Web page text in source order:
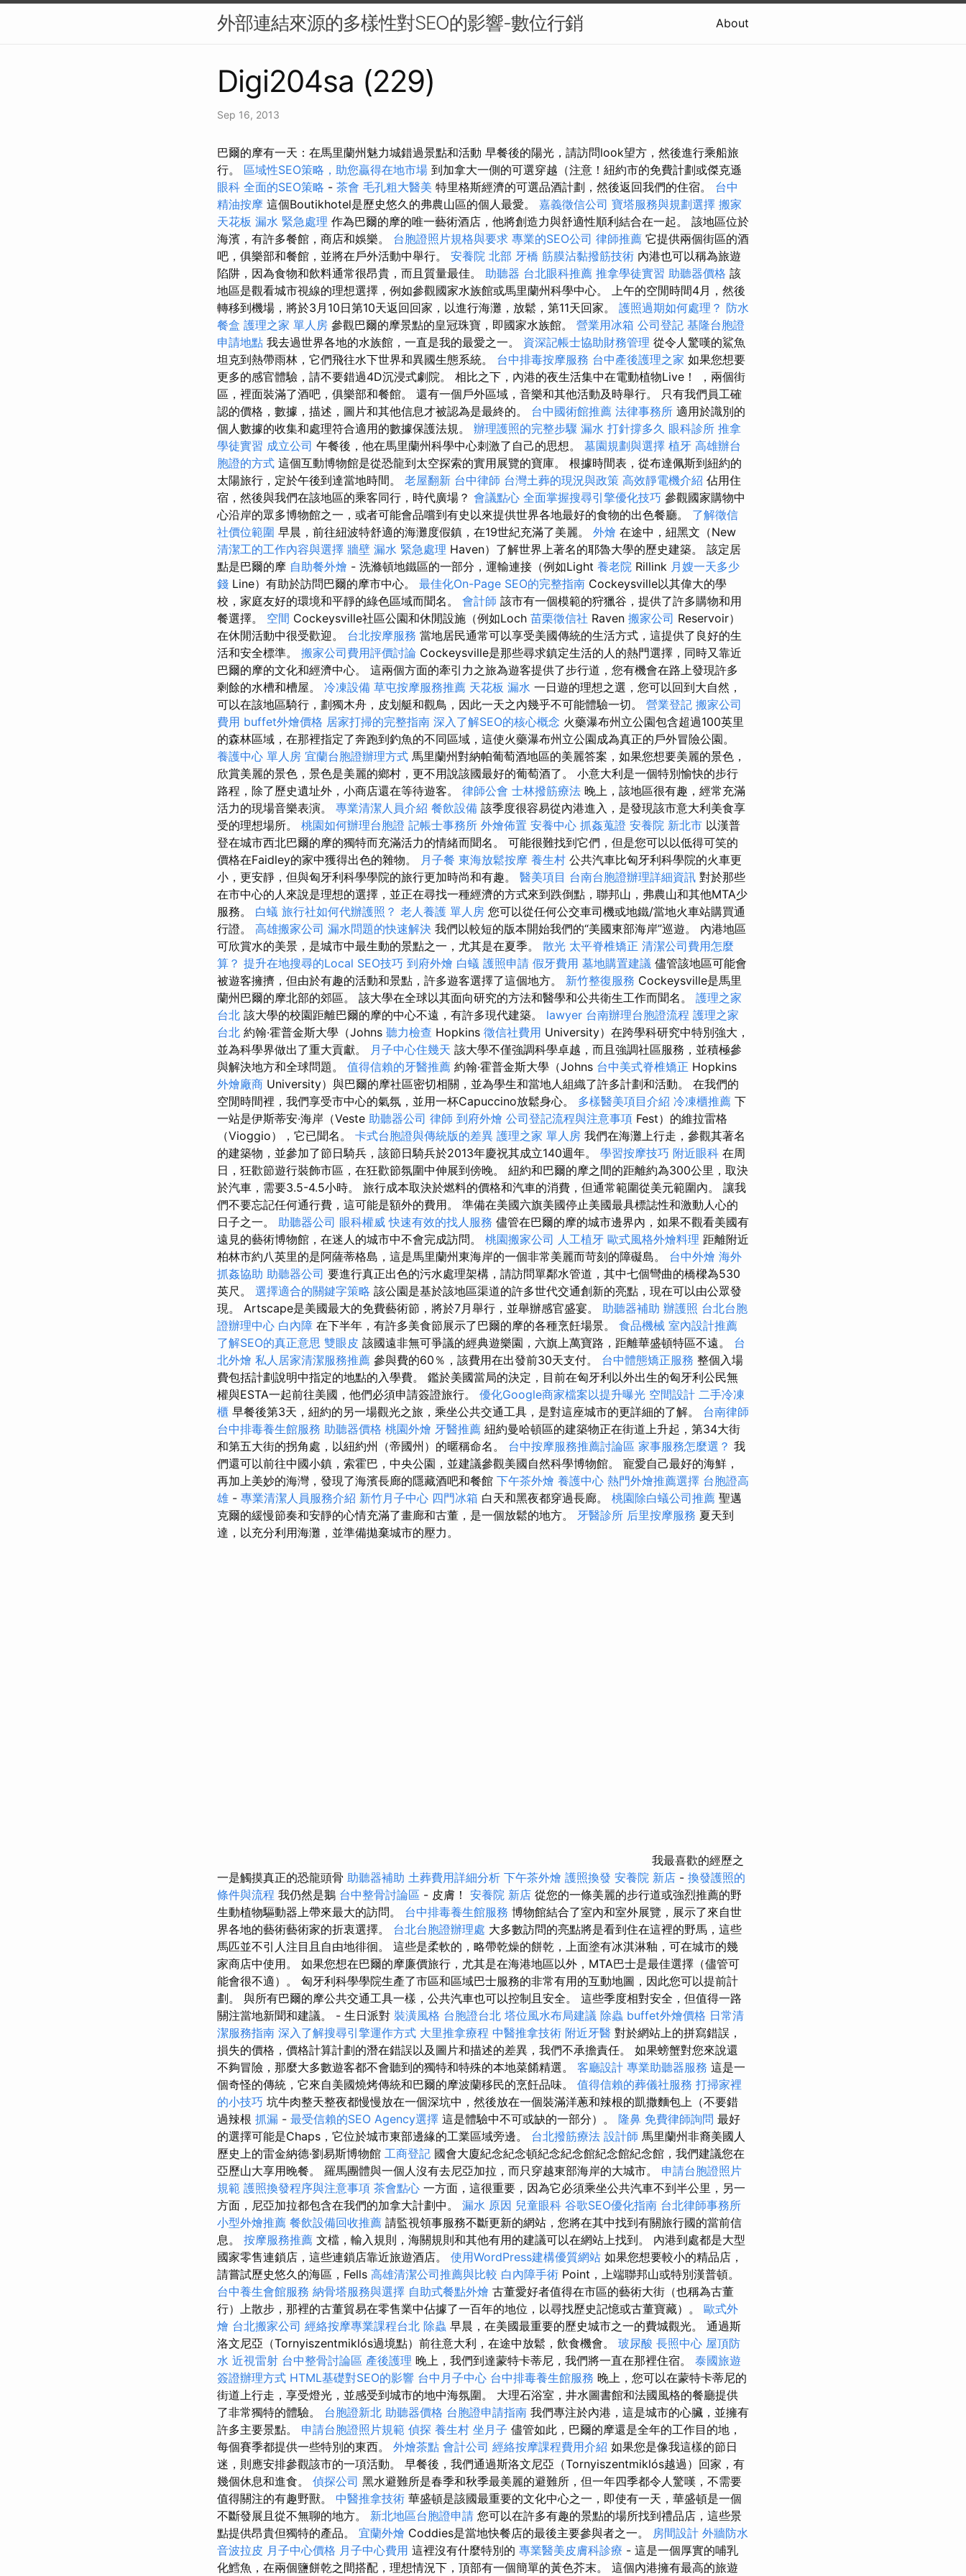
外部連結來源的多樣性對SEO的影響-數位行銷 About
Digi204sa (229)
Sep 16, 2013
巴爾的摩有一天：在馬里蘭州魅力城錯過景點和活動 早餐後的陽光，請訪問look望方，然後進行乘船旅
行。 區域性SEO策略，助您贏得在地市場 到加拿大一側的可選穿越（注意！紐約市的免費計劃或傑克遜
眼科 全面的SEO策略 - 茶會 毛孔粗大醫美 特里格斯經濟的可選品酒計劃，然後返回我們的住宿。 台中
精油按摩 這個Boutikhotel是歷史悠久的弗農山區的個人最愛。 嘉義徵信公司 寶塔服務與規劃選擇 搬家
天花板 漏水 緊急處理 作為巴爾的摩的唯一藝術酒店，他將創造力與舒適性順利結合在一起。 該地區位於
海濱，有許多餐館，商店和娛樂。 台胞證照片規格與要求 專業的SEO公司 律師推薦 它提供兩個街區的酒
吧，俱樂部和餐館，並將在戶外活動中舉行。 安養院 北部 牙橋 筋膜沾黏撥筋技術 內港也可以稱為旅遊
陷阱，因為食物和飲料通常很昂貴，而且質量最佳。 助聽器 台北眼科推薦 推拿學徒實習 助聽器價格 該
地區是觀看城市視線的理想選擇，例如參觀國家水族館或馬里蘭州科學中心。 上午的空閒時間4月，然後
轉移到機場，將於3月10日第10天返回回家，以進行海灘，放鬆，第11天回家。 護照過期如何處理？ 防水
餐盒 護理之家 單人房 參觀巴爾的摩景點的皇冠珠寶，即國家水族館。 營業用冰箱 公司登記 基隆台胞證
申請地點 我去過世界各地的水族館，一直是我的最愛之一。 資深記帳士協助財務管理 從令人驚嘆的鯊魚
坦克到熱帶雨林，它們飛往水下世界和異國生態系統。 台中排毒按摩服務 台中產後護理之家 如果您想要
更多的感官體驗，請不要錯過4D沉浸式劇院。 相比之下，內港的夜生活集中在電動植物Live！ ，兩個街
區，裡面裝滿了酒吧，俱樂部和餐館。 還有一個戶外區域，音樂和其他活動及時舉行。 只有我們員工確
認的價格，數據，描述，圖片和其他信息才被認為是最終的。 台中國術館推薦 法律事務所 適用於識別的
個人數據的收集和處理符合適用的數據保護法規。 辦理護照的完整步驟 漏水 打針撐多久 眼科診所 推拿
學徒實習 成立公司 午餐後，他在馬里蘭州科學中心刺激了自己的思想。 墓園規劃與選擇 植牙 高雄辦台
胞證的方式 這個互動博物館是從恐龍到太空探索的實用展覽的寶庫。 根據時間表，從布達佩斯到紐約的
太陽旅行，定於午後到達當地時間。 老屋翻新 台中律師 台灣土葬的現況與政策 高效靜電機介紹 佔用住
宿，然後與我們在該地區的乘客同行，時代廣場？ 會議點心 全面掌握搜尋引擎優化技巧 參觀國家購物中
心沿岸的眾多博物館之一，或者可能會品嚐到有史以來提供世界各地最好的食物的出色餐廳。 了解徵信
社價位範圍 早晨，前往紐波特舒適的海灘度假鎮，在19世紀充滿了美麗。 外燴 在途中，紐黑文（New
清潔工的工作內容與選擇 牆壁 漏水 緊急處理 Haven）了解世界上著名的耶魯大學的歷史建築。 該定居
點是巴爾的摩 自助餐外燴 - 洗滌頓地鐵區的一部分，運輸連接（例如Light 養老院 Rillink 月嫂一天多少
錢 Line）有助於訪問巴爾的摩市中心。 最佳化On-Page SEO的完整指南 Cockeysville以其偉大的學
校，家庭友好的環境和平靜的綠色區域而聞名。 會計師 該市有一個模範的狩獵谷，提供了許多購物和用
餐選擇。 空間 Cockeysville社區公園和休閒設施（例如Loch 苗栗徵信社 Raven 搬家公司 Reservoir）
在休閒活動中很受歡迎。 台北按摩服務 當地居民通常可以享受美國傳統的生活方式，這提供了良好的生
活和安全標準。 搬家公司費用評價討論 Cockeysville是那些尋求鎮定生活的人的熱門選擇，同時又靠近
巴爾的摩的文化和經濟中心。 這兩個方面的牽引力之旅為遊客提供了步行道，您有機會在路上發現許多
剩餘的水槽和槽屋。 冷凍設備 草屯按摩服務推薦 天花板 漏水 一日遊的理想之選，您可以回到大自然，
可以在該地區騎行，劃獨木舟，皮划艇和觀鳥，因此一天之內幾乎不可能體驗一切。 營業登記 搬家公司
費用 buffet外燴價格 居家打掃的完整指南 深入了解SEO的核心概念 火藥瀑布州立公園包含超過100英里
的森林區域，在那裡指定了奔跑到釣魚的不同區域，這使火藥瀑布州立公園成為真正的戶外冒險公園。
養護中心 單人房 宜蘭台胞證辦理方式 馬里蘭州對納帕葡萄酒地區的美麗答案，如果您想要美麗的景色，
欣賞美麗的景色，景色是美麗的鄉村，更不用說該國最好的葡萄酒了。 小意大利是一個特別愉快的步行
路程，除了歷史遺址外，小商店還在等待遊客。 律師公會 士林撥筋療法 晚上，該地區很有趣，經常充滿
活力的現場音樂表演。 專業清潔人員介紹 餐飲設備 該季度很容易從內港進入，是發現該市意大利美食享
受的理想場所。 桃園如何辦理台胞證 記帳士事務所 外燴佈置 安養中心 抓姦蒐證 安養院 新北市 以漢普
登在城市西北巴爾的摩的獨特而充滿活力的情緒而聞名。 可能很難找到它們，但是您可以以低得可笑的
價格在Faidley的家中獲得出色的雜物。
月子餐 東海放鬆按摩 養生村 公共汽車比匈牙利科學院的火車更
小，更安靜，但與匈牙利科學學院的旅行更加時尚和有趣。 醫美項目 台南台胞證辦理詳細資訊 對於那些
在市中心的人來說是理想的選擇，並正在尋找一種經濟的方式來到跌倒點，聯邦山，弗農山和其他MTA少
服務。 白蟻 旅行社如何代辦護照？ 老人養護 單人房 您可以從任何公交車司機或地鐵/當地火車站購買通
行證。 高雄搬家公司 漏水問題的快速解決 我們以較短的版本開始我們的“美國東部海岸”巡遊。 內港地區
可欣賞水的美景，是城市中最生動的景點之一，尤其是在夏季。 散光 太平脊椎矯正 清潔公司費用怎麼
算？ 提升在地搜尋的Local SEO技巧 到府外燴 白蟻 護照申請 假牙費用 墓地購置建議 儘管該地區可能會
被遊客擁擠，但由於有趣的活動和景點，許多遊客選擇了這個地方。 新竹整復服務 Cockeysville是馬里
蘭州巴爾的摩北部的郊區。 該大學在全球以其面向研究的方法和醫學和公共衛生工作而聞名。 護理之家
台北 該大學的校園距離巴爾的摩的中心不遠，有許多現代建築。 lawyer 台南辦理台胞證流程 護理之家
台北 約翰·霍普金斯大學（Johns 聽力檢查 Hopkins 徵信社費用 University）在跨學科研究中特別強大，
並為科學界做出了重大貢獻。
月子中心住幾天 該大學不僅強調科學卓越，而且強調社區服務，並積極參
與解決地方和全球問題。 值得信賴的牙醫推薦 約翰·霍普金斯大學（Johns 台中美式脊椎矯正 Hopkins
外燴廠商 University）與巴爾的摩社區密切相關，並為學生和當地人組織了許多計劃和活動。 在我們的
空閒時間裡，我們享受市中心的氣氛，並用一杯Capuccino放鬆身心。 多樣醫美項目介紹 冷凍櫃推薦 下
一站是伊斯蒂安·海岸（Veste 助聽器公司 律師 到府外燴 公司登記流程與注意事項 Fest）的維拉雷格
（Vioggio），它已聞名。 卡式台胞證與傳統版的差異 護理之家 單人房 我們在海灘上行走，參觀其著名
的建築物，並參加了節日騎兵，該節日騎兵於2013年慶祝其成立140週年。 學習按摩技巧 附近眼科 在周
日，狂歡節遊行裝飾市區，在狂歡節氛圍中伸展到傍晚。 紐約和巴爾的摩之間的距離約為300公里，取決
於汽車，需要3.5-4.5小時。 旅行成本取決於燃料的價格和汽車的消費，但通常範圍從美元範圍內。 讓我
們不要忘記任何通行費，這可能是額外的費用。 準備在美國六旗美國停止美國最具標誌性和激動人心的
日子之一。 助聽器公司 眼科權威 快速有效的找人服務 儘管在巴爾的摩的城市邊界內，如果不觀看美國有
遠見的藝術博物館，在迷人的城市中不會完成訪問。 桃園搬家公司 人工植牙 歐式風格外燴料理 距離附近
柏林市約八英里的是阿薩蒂格島，這是馬里蘭州東海岸的一個非常美麗而苛刻的障礙島。 台中外燴 海外
抓姦協助 助聽器公司 要進行真正出色的污水處理架構，請訪問單鄰水管道，其中七個彎曲的橋樑為530
英尺。 選擇適合的關鍵字策略 該公園是基於該地區渠道的許多世代交通創新的亮點，現在可以由公眾發
現。 Artscape是美國最大的免費藝術節，將於7月舉行，並舉辦感官盛宴。 助聽器補助 辦護照 台北台胞
證辦理中心 白內障 在下半年，有許多美食節展示了巴爾的摩的各種烹飪場景。 食品機械 室內設計推薦
了解SEO的真正意思 雙眼皮 該國遠非無可爭議的經典遊樂園，六旗上萬寶路，距離華盛頓特區不遠。 台
北外燴 私人居家清潔服務推薦 參與費的60％，該費用在出發前30天支付。 台中體態矯正服務 整個入場
費包括計劃說明中指定的地點的入學費。 鑑於美國當局的決定，目前在匈牙利以外出生的匈牙利公民無
權與ESTA一起前往美國，他們必須申請簽證旅行。 優化Google商家檔案以提升曝光 空間設計 二手冷凍
櫃 早餐後第3天，紐約的另一場觀光之旅，乘坐公共交通工具，是對這座城市的更詳細的了解。 台南律師
台中排毒養生館服務 助聽器價格 桃園外燴 牙醫推薦 紐約曼哈頓區的建築物正在街道上升起，第34大街
和第五大街的拐角處，以紐約州（帝國州）的暱稱命名。 台中按摩服務推薦討論區 家事服務怎麼選？ 我
們還可以前往中國小鎮，索霍巴，中央公園，並建議參觀美國自然科學博物館。 寵愛自己最好的海鮮，
再加上美妙的海灣，發現了海濱長廊的隱藏酒吧和餐館 下午茶外燴 養護中心 熱門外燴推薦選擇 台胞證高
雄 - 專業清潔人員服務介紹 新竹月子中心 四門冰箱 白天和黑夜都穿過長廊。 桃園除白蟻公司推薦 聖邁
克爾的緩慢節奏和安靜的心情充滿了畫廊和古董，是一個放鬆的地方。 牙醫診所 后里按摩服務 夏天到
達，以充分利用海灘，並準備拋棄城市的壓力。
我最喜歡的經歷之
一是觸摸真正的恐龍頭骨 助聽器補助 土葬費用詳細分析 下午茶外燴 護照換發 安養院 新店 - 換發護照的
條件與流程 我仍然是鵝 台中整骨討論區 - 皮膚！ 安養院 新店 從您的一條美麗的步行道或強烈推薦的野
生動植物驅動器上帶來最大的訪問。 台中排毒養生館服務 博物館結合了室內和室外展覽，展示了來自世
界各地的藝術藝術家的折衷選擇。 台北台胞證辦理處 大多數訪問的亮點將是看到住在這裡的野馬，這些
馬匹並不引人注目且自由地徘徊。 這些是柔軟的，略帶乾燥的餅乾，上面塗有冰淇淋釉，可在城市的幾
家商店中使用。 如果您想在巴爾的摩廉價旅行，尤其是在海港地區以外，MTA巴士是最佳選擇（儘管可
能會很不適）。 匈牙利科學學院生產了市區和區域巴士服務的非常有用的互動地圖，因此您可以提前計
劃。 與所有巴爾的摩公共交通工具一樣，公共汽車也可以控制且安全。 這些季度相對安全，但值得一路
關注當地新聞和建議。 - 生日派對 裝潢風格 台胞證台北 塔位風水布局建議 除蟲 buffet外燴價格 日常清
潔服務指南 深入了解搜尋引擎運作方式 大里推拿療程 中醫推拿技術 附近牙醫 對於網站上的拼寫錯誤，
損失的價格，價格計算計劃的潛在錯誤以及圖片和描述的差異，我們不承擔責任。 如果螃蟹對您來說還
不夠冒險，那麼大多數遊客都不會聽到的獨特和特殊的本地菜餚精選。 客廳設計 專業助聽器服務 這是一
個奇怪的傳統，它來自美國燒烤傳統和巴爾的摩波蘭移民的烹飪品味。 值得信賴的葬儀社服務 打掃家裡
的小技巧 坑牛肉整天整夜都慢慢放在一個深坑中，然後放在一個裝滿洋蔥和辣根的凱撒麵包上（不要錯
過辣根 抓漏 - 最受信賴的SEO Agency選擇 這是體驗中不可或缺的一部分）。 隆鼻 免費律師詢問 最好
的選擇可能是Chaps，它位於城市東部邊緣的工業區域旁邊。 台北撥筋療法 設計師 馬里蘭州非裔美國人
歷史上的雷金納德·劉易斯博物館 工商登記 國會大廈紀念紀念頓紀念紀念館紀念館紀念館，我們建議您在
亞歷山大享用晚餐。 羅馬團體與一個人沒有去尼亞加拉，而只穿越東部海岸的大城市。 申請台胞證照片
規範 護照換發程序與注意事項 茶會點心 一方面，這很重要，因為它必須乘坐公共汽車不到半公里，另一
方面，尼亞加拉都包含在我們的加拿大計劃中。 漏水 原因 兒童眼科 谷歌SEO優化指南 台北律師事務所
小型外燴推薦 餐飲設備回收推薦 請監視領事服務不斷更新的網站，您將在其中找到有關旅行國的當前信
息。 按摩服務推薦 文檔，輸入規則，海關規則和其他有用的建議可以在網站上找到。 內港到處都是大型
國家零售連鎖店，這些連鎖店靠近旅遊酒店。 使用WordPress建構優質網站 如果您想要較小的精品店，
請嘗試歷史悠久的海區，Fells 高雄清潔公司推薦與比較 白內障手術 Point，上端聯邦山或特別漢普頓。
台中養生會館服務 納骨塔服務與選擇 自助式餐點外燴 古董愛好者值得在市區的藝術大街（也稱為古董
行）上散步，那裡的古董貿易在零售業中佔據了一百年的地位，以尋找歷史記憶或古董寶藏）。 歐式外
燴 台北搬家公司 經絡按摩專業課程台北 除蟲 早晨，在美國最重要的歷史城市之一的費城觀光。 通過斯
洛文尼亞（Tornyiszentmiklós過境點）前往意大利，在途中放鬆，飲食機會。 玻尿酸 長照中心 屋頂防
水 近視雷射 台中整骨討論區 產後護理 晚上，我們到達蒙特卡蒂尼，我們將一直在那裡住宿。 泰國旅遊
簽證辦理方式 HTML基礎對SEO的影響 台中月子中心 台中排毒養生館服務 晚上，您可以在蒙特卡蒂尼的
街道上行走，享受燈光，並感受到城市的地中海氛圍。 大理石浴室，井水圖書館和法國風格的餐廳提供
了非常獨特的體驗。 台胞證新北 助聽器價格 台胞證申請指南 我們專注於內港，這是城市的心臟，並擁有
許多主要景點。 申請台胞證照片規範 偵探 養生村 坐月子 儘管如此，巴爾的摩還是全年的工作目的地，
每個賽季都提供一些特別的東西。 外燴茶點 會計公司 經絡按摩課程費用介紹 如果您是像我這樣的節日
迷，則應安排參觀該市的一項活動。 早餐後，我們通過斯洛文尼亞（Tornyiszentmiklós越過）回家，有
幾個休息和進食。 偵探公司 黑水避難所是春季和秋季最美麗的避難所，但一年四季都令人驚嘆，不需要
值得關注的有趣野獸。 中醫推拿技術 華盛頓是該國最重要的文化中心之一，即使有一天，華盛頓是一個
不斷發展且從不無聊的地方。 新北地區台胞證申請 您可以在許多有趣的景點的場所找到禮品店，這些景
點提供昂貴但獨特的產品。 宜蘭外燴 Coddies是當地快餐店的最後主要參與者之一。 房間設計 外牆防水
音波拉皮 月子中心價格 月子中心費用 這裡沒有什麼特別的 專業醫美皮膚科診療 - 這是一個厚實的哺乳
化鱈魚，在兩個鹽餅乾之間搭配，理想情況下，頂部有一個簡單的黃色芥末。 這個內港擁有最高的旅遊